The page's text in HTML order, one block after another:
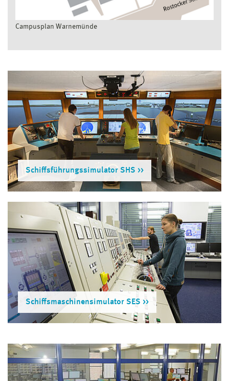
Campusplan Warnemünde
Schiffsführungssimulator SHS
Schiffsmaschinensimulator SES